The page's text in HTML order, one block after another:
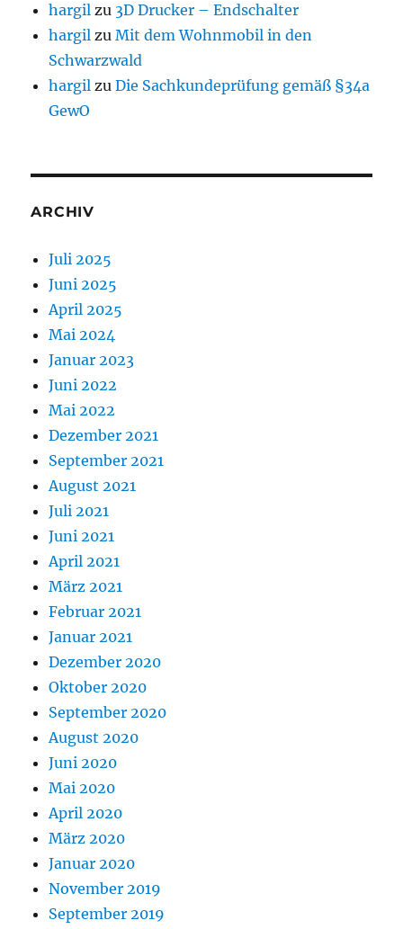
hargil zu 3D Drucker – Endschalter
hargil zuMit dem Wohnmobil in den
Schwarzwald
hargil zuDie Sachkundeprüfung gemäß §34a
GewO
ARCHIV
Juli 2025
Juni 2025
April 2025
Mai 2024
Januar 2023
Juni 2022
Mai 2022
Dezember 2021
September 2021
August 2021
Juli 2021
Juni 2021
April 2021
März 2021
Februar 2021
Januar 2021
Dezember 2020
Oktober 2020
September 2020
August 2020
Juni 2020
Mai 2020
April 2020
März 2020
Januar 2020
November 2019
September 2019